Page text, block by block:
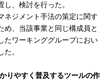
、検討を行った。
ジメント手法の策定に関す
め、当該事業と同じ構成員と
たワーキンググループにおい
。
りやすく普及するツールの作